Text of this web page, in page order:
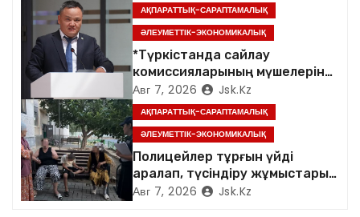
и
с
я
м
АҚПАРАТТЫҚ-САРАПТАМАЛЫҚ
ӘЛЕУМЕТТІК-ЭКОНОМИКАЛЫҚ
*Түркістанда сайлау
комиссияларының мүшелеріне
арналған семинар өтті*
Авг 7, 2026 Jsk.kz
АҚПАРАТТЫҚ-САРАПТАМАЛЫҚ
ӘЛЕУМЕТТІК-ЭКОНОМИКАЛЫҚ
Полицейлер тұрғын үйді
аралап, түсіндіру жұмыстарын
жүргізді
Авг 7, 2026 Jsk.kz